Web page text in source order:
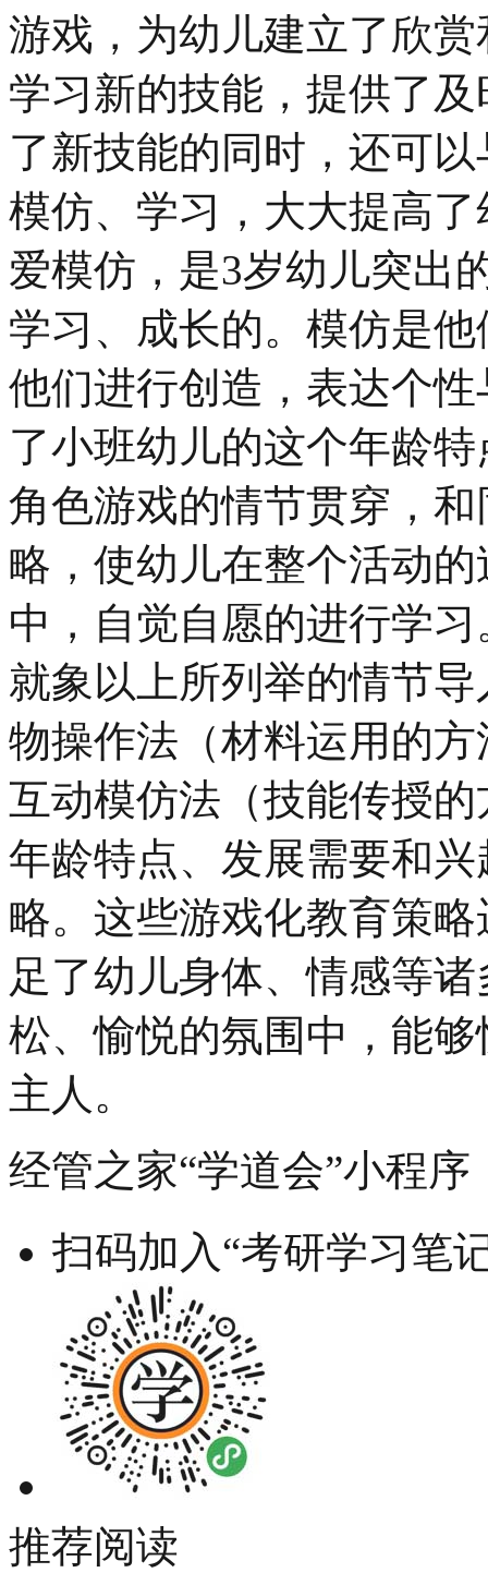
游戏，为幼儿建立了欣
学习新的技能，提供了
了新技能的同时，还可
模仿、学习，大大提高
爱模仿，是3岁幼儿突出
学习、成长的。模仿是
他们进行创造，表达个
了小班幼儿的这个年龄
角色游戏的情节贯穿，
略，使幼儿在整个活动
中，自觉自愿的进行学习
就象以上所列举的情节
物操作法（材料运用的
互动模仿法（技能传授
年龄特点、发展需要和
略。这些游戏化教育策
足了幼儿身体、情感等
松、愉悦的氛围中，能
主人。
经管之家“学道会”小程序
扫码加入“考研学习笔
推荐阅读